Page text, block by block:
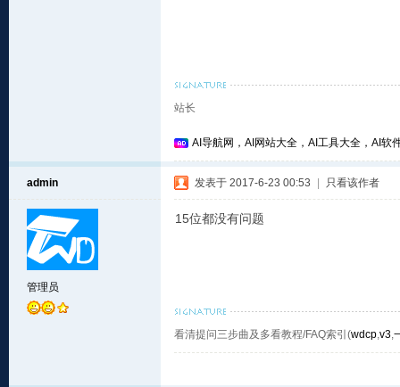
站长
AI导航网，AI网站大全，AI工具大全，AI软
admin
管理员
发表于 2017-6-23 00:53 只看该作者
15位都没有问题
看清提问三步曲及多看教程/FAQ索引(wdcp,v3,